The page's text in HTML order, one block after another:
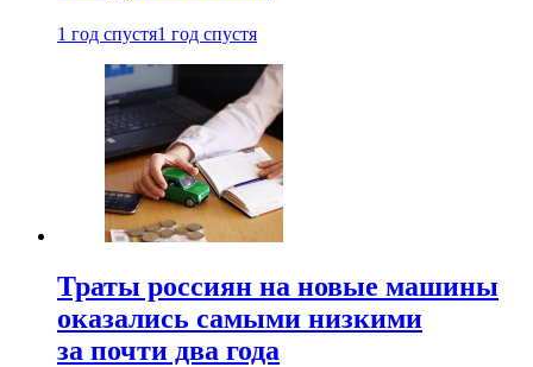
1 год спустя1 год спустя
Траты россиян на новые машины
оказались самыми низкими
за почти два года